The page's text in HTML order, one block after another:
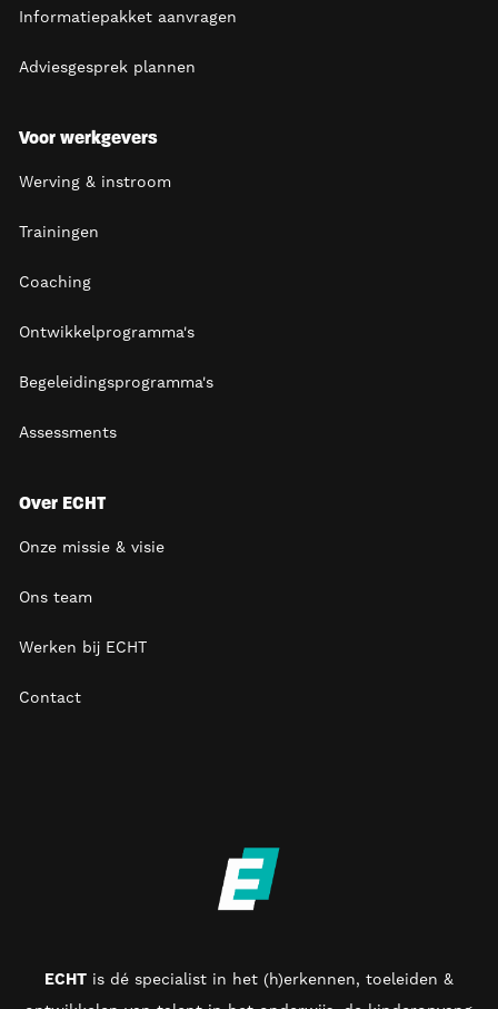
ECHTis dé specialist in het (h)erkennen, toeleiden &
Informatiepakket aanvragen
Adviesgesprek plannen
Voor werkgevers
Werving & instroom
Trainingen
Coaching
Ontwikkelprogramma's
Begeleidingsprogramma's
Assessments
Over ECHT
Onze missie & visie
Ons team
Werken bij ECHT
Contact